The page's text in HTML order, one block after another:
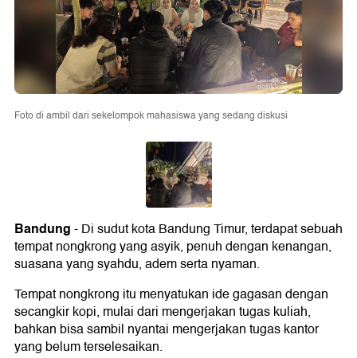
Foto di ambil dari sekelompok mahasiswa yang sedang diskusi
Bandung- Di sudut kota Bandung Timur, terdapat sebuah
tempat nongkrong yang asyik, penuh dengan kenangan,
suasana yang syahdu, adem serta nyaman.
Tempat nongkrong itu menyatukan ide gagasan dengan
secangkir kopi, mulai dari mengerjakan tugas kuliah,
bahkan bisa sambil nyantai mengerjakan tugas kantor
yang belum terselesaikan.